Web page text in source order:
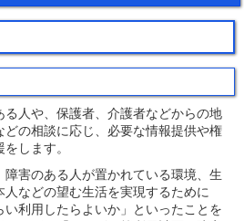
人や、保護者、介護者などからの地
の相談に応じ、必要な情報提供や権
します。
害のある人が置かれている環境、生
などの望む生活を実現するために
い利用したらよいか」といったことを